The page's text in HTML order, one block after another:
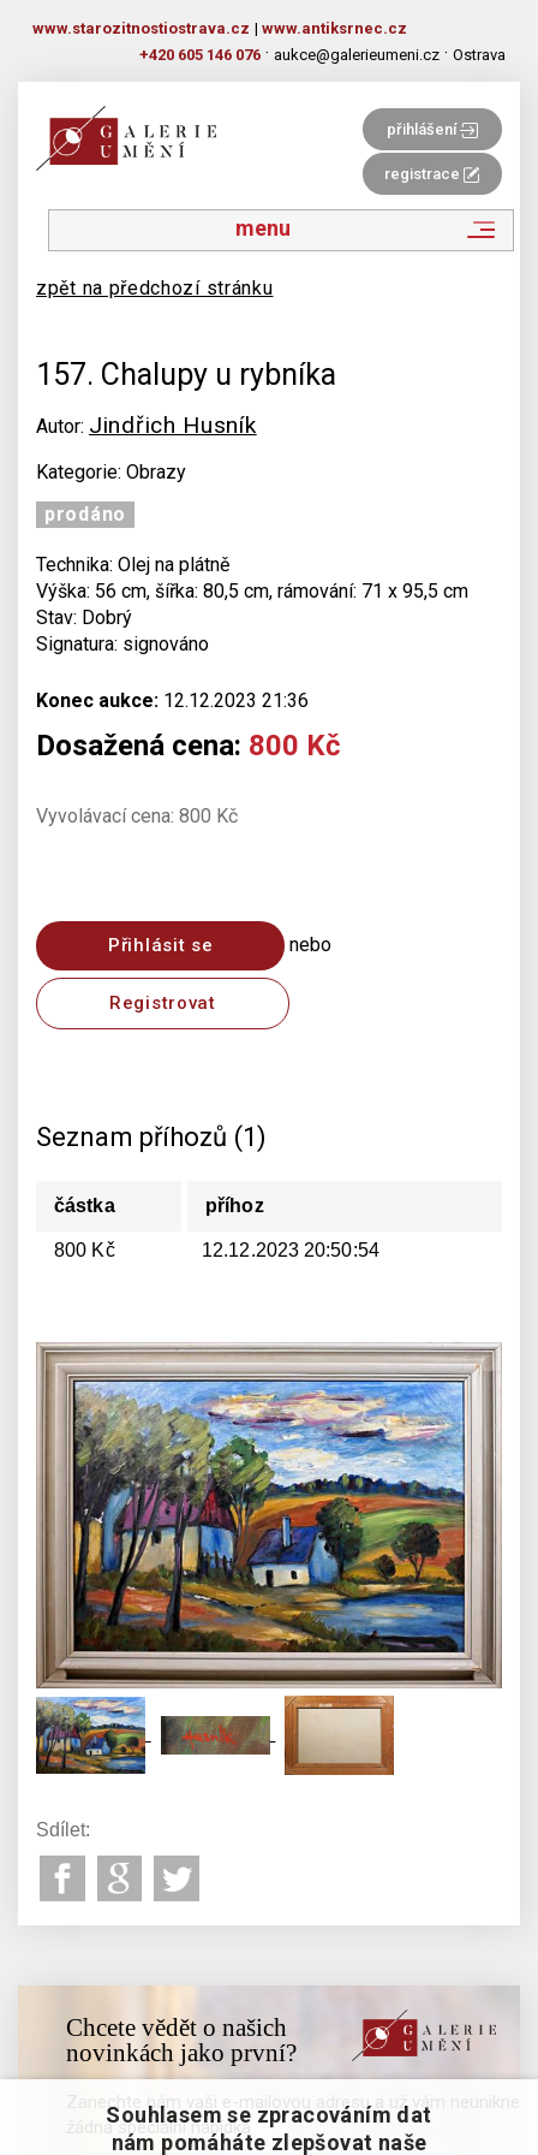
www.starozitnostiostrava.cz | www.antiksrnec.cz
+420 605 146 076 · aukce@galerieumeni.cz · Ostrava
přihlášení
registrace
menu
zpět na předchozí stránku
157. Chalupy u rybníka
Autor: Jindřich Husník
Kategorie: Obrazy
prodáno
Technika: Olej na plátně
Výška: 56 cm, šířka: 80,5 cm, rámování: 71 x 95,5 cm
Stav: Dobrý
Signatura: signováno
Konec aukce: 12.12.2023 21:36
Dosažená cena: 800 Kč
Vyvolávací cena: 800 Kč
Přihlásit se nebo
Registrovat
Seznam příhozů (1)
částka příhoz
800 Kč 12.12.2023 20:50:54
Sdílet:
Chcete vědět o našich
novinkách jako první?
Zanechte nám vaši e-mailovou adresu a už vám neunikne
žádná speciální nabídka
Souhlasem se zpracováním dat
nám pomáháte zlepšovat naše